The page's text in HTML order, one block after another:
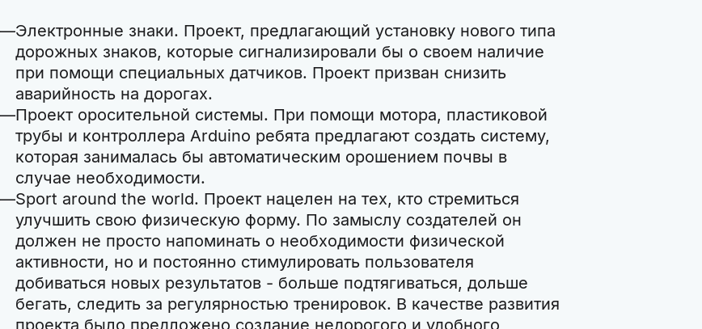
Электронные знаки. Проект, предлагающий установку нового типа
дорожных знаков, которые сигнализировали бы о своем наличие
при помощи специальных датчиков. Проект призван снизить
аварийность на дорогах.
Проект оросительной системы. При помощи мотора, пластиковой
трубы и контроллера Arduino ребята предлагают создать систему,
которая занималась бы автоматическим орошением почвы в
случае необходимости.
Sport around the world. Проект нацелен на тех, кто стремиться
улучшить свою физическую форму. По замыслу создателей он
должен не просто напоминать о необходимости физической
активности, но и постоянно стимулировать пользователя
добиваться новых результатов - больше подтягиваться, дольше
бегать, следить за регулярностью тренировок. В качестве развития